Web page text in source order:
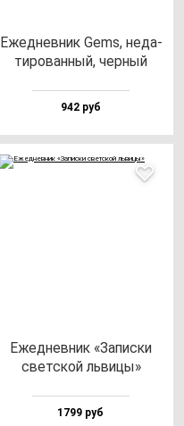
Ежед­нев­ник Gems, не­да­
ти­ро­ван­ный, чер­ный
942 руб
Ежед­нев­ник «Запис­ки
свет­ской ль­ви­цы»
1799 руб